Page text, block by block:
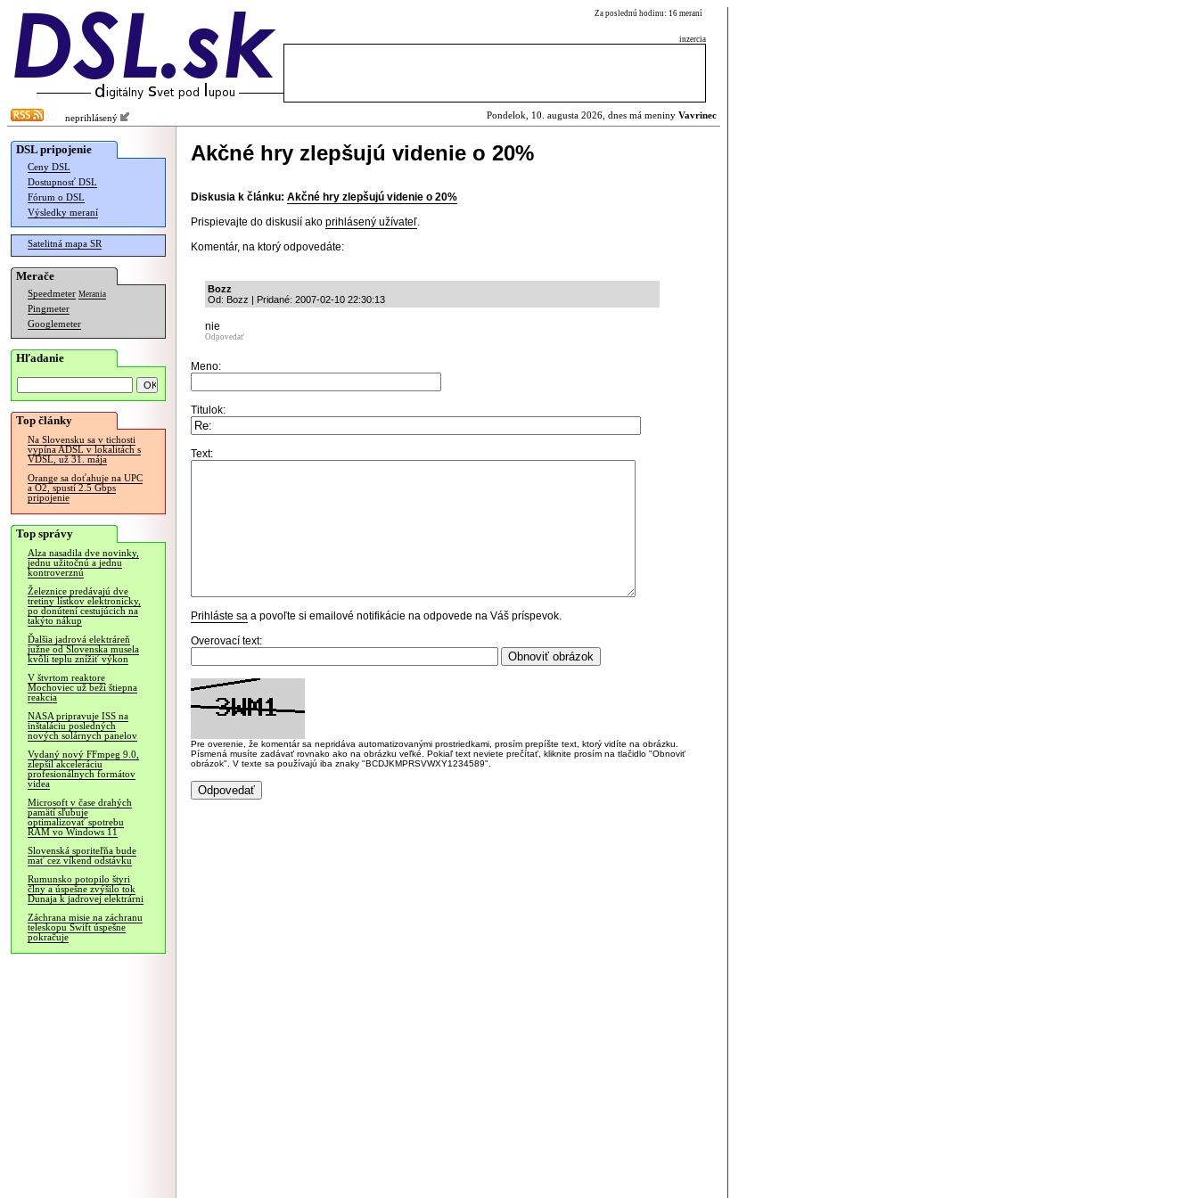
Za poslednú hodinu: 16 meraní
inzercia
neprihlásený Pondelok, 10. augusta 2026, dnes má meniny Vavrinec
DSL pripojenie
Ceny DSL
Dostupnosť DSL
Fórum o DSL
Výsledky meraní
Satelitná mapa SR
Merače
Speedmeter Merania
Pingmeter
Googlemeter
Hľadanie
Top články
Na Slovensku sa v tichosti
vypína ADSL v lokalitách s
VDSL, už 31. mája
Orange sa doťahuje na UPC
a O2, spustí 2.5 Gbps
pripojenie
Top správy
Alza nasadila dve novinky,
jednu užitočnú a jednu
kontroverznú
Železnice predávajú dve
tretiny lístkov elektronicky,
po donútení cestujúcich na
takýto nákup
Ďalšia jadrová elektráreň
južne od Slovenska musela
kvôli teplu znížiť výkon
V štvrtom reaktore
Mochoviec už beží štiepna
reakcia
NASA pripravuje ISS na
inštaláciu posledných
nových solárnych panelov
Vydaný nový FFmpeg 9.0,
zlepšil akceleráciu
profesionálnych formátov
videa
Microsoft v čase drahých
pamätí sľubuje
optimalizovať spotrebu
RAM vo Windows 11
Slovenská sporiteľňa bude
mať cez víkend odstávku
Rumunsko potopilo štyri
člny a úspešne zvýšilo tok
Dunaja k jadrovej elektrárni
Záchrana misie na záchranu
teleskopu Swift úspešne
pokračuje
Akčné hry zlepšujú videnie o 20%
Diskusia k článku: Akčné hry zlepšujú videnie o 20%
Prispievajte do diskusií ako prihlásený užívateľ.
Komentár, na ktorý odpovedáte:
Bozz
Od: Bozz | Pridané: 2007-02-10 22:30:13
nie
Odpovedať
Meno:
Titulok:
Text:
Prihláste sa a povoľte si emailové notifikácie na odpovede na Váš príspevok.
Overovací text:
Pre overenie, že komentár sa nepridáva automatizovanými prostriedkami, prosím prepíšte text, ktorý vidíte na obrázku.
Písmená musíte zadávať rovnako ako na obrázku veľké. Pokiaľ text neviete prečítať, kliknite prosím na tlačidlo "Obnoviť
obrázok". V texte sa používajú iba znaky "BCDJKMPRSVWXY1234589".